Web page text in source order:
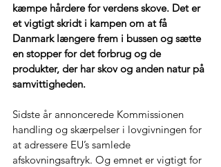
kæmpe hårdere for verdens skove. Det er
et vigtigt skridt i kampen om at få
Danmark længere frem i bussen og sætte
en stopper for det forbrug og de
produkter, der har skov og anden natur på
samvittigheden.
Sidste år annoncerede Kommissionen
handling og skærpelser i lovgivningen for
at adressere EU’s samlede
afskovningsaftryk. Og emnet er vigtigt for